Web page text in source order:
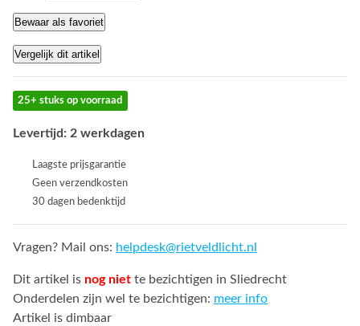
Bewaar als favoriet
Vergelijk dit artikel
25+ stuks op voorraad
Levertijd: 2 werkdagen
Laagste prijsgarantie
Geen verzendkosten
30 dagen bedenktijd
Vragen? Mail ons: helpdesk@rietveldlicht.nl
Dit artikel is nog niet te bezichtigen in Sliedrecht
Onderdelen zijn wel te bezichtigen: meer info
Artikel is dimbaar